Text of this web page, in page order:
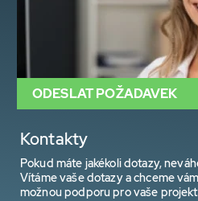
Kontakty
Pokud máte jakékoli dotazy,
Vítáme vaše dotazy a chceme
možnou podporu pro vaše
ODESLAT POŽADAVEK